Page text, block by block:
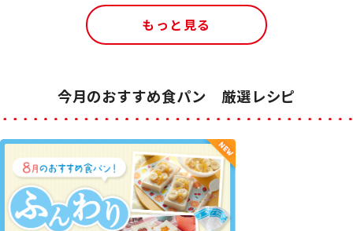
もっと見る
今月のおすすめ食パン 厳選レシピ